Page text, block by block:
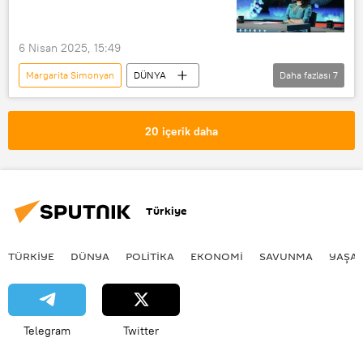
6 Nisan 2025, 15:49
Margarita Simonyan
DÜNYA
Rusya
Russia Today (RT)
Rusya Dışişleri Bakanlığı
Tebrik mesajı
Haberler
Daha fazlası 7
20 içerik daha
Türkiye
TÜRKIYE DÜNYA POLİTİKA EKONOMİ SAVUNMA
Telegram Twitter